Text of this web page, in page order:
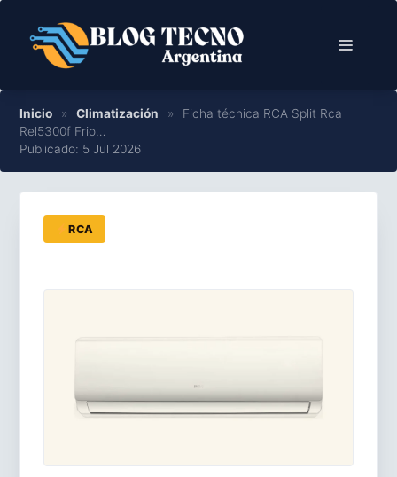
contenido
Menú
Inicio » Climatización »
Ficha técnica RCA Split Rca
Rel5300f Frio…
Publicado: 5 Jul 2026
RCA